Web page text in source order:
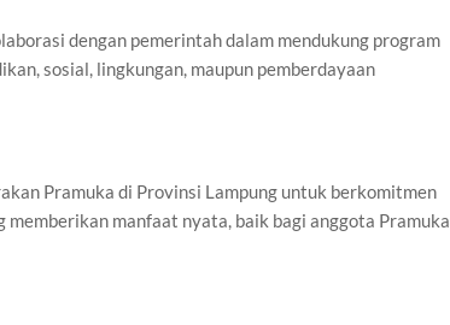
dengan pemerintah dalam mendukung program
sosial, lingkungan, maupun pemberdayaan
Pramuka di Provinsi Lampung untuk berkomitmen
manfaat nyata, baik bagi anggota Pramuka